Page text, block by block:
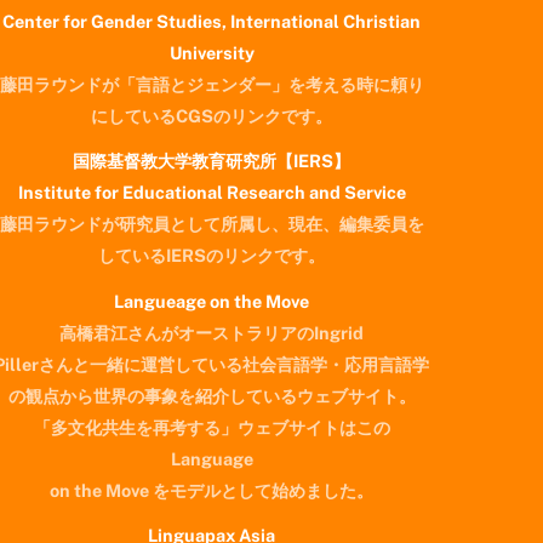
Center for Gender Studies, International Christian
University
藤田ラウンドが「言語とジェンダー」を考える時に頼り
にしているCGSのリンクです。
国際基督教大学教育研究所【IERS】
Institute for Educational Research and Service
藤田ラウンドが研究員として所属し、現在、編集委員を
しているIERSのリンクです。
Langueage on the Move
高橋君江さんがオーストラリアのIngrid
さんと一緒に運営している社会言語学・応用言語学
の観点から世界の事象を紹介しているウェブサイト。
「多文化共生を再考する」ウェブサイトはこの
Language
on the Move をモデルとして始めました。
Linguapax Asia